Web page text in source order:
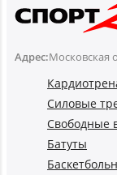
Адрес:Московская
Силовые
Свободные
Батуты